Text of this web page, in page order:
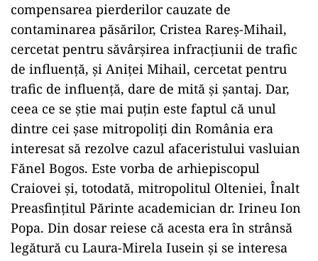
compensarea pierderilor cauzate de
contaminarea păsărilor, Cristea Rareș-Mihail,
cercetat pentru săvârșirea infracțiunii de trafic
de influență, și Aniței Mihail, cercetat pentru
trafic de influență, dare de mită și șantaj. Dar,
ceea ce se știe mai puțin este faptul că unul
dintre cei șase mitropoliți din România era
interesat să rezolve cazul afaceristului vasluian
Fănel Bogos. Este vorba de arhiepiscopul
Craiovei și, totodată, mitropolitul Olteniei, Înalt
Preasfințitul Părinte academician dr. Irineu Ion
Popa. Din dosar reiese că acesta era în strânsă
legătură cu Laura-Mirela Iusein și se interesa